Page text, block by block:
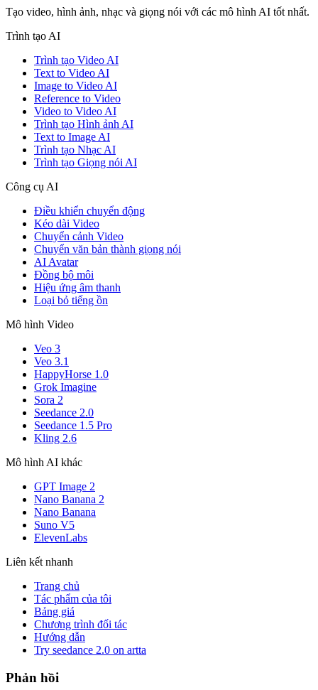
Tạo video, hình ảnh, nhạc và giọng nói với các mô hình AI tốt nhất.
Trình tạo AI
Trình tạo Video AI
Text to Video AI
Image to Video AI
Reference to Video
Video to Video AI
Trình tạo Hình ảnh AI
Text to Image AI
Trình tạo Nhạc AI
Trình tạo Giọng nói AI
Công cụ AI
Điều khiển chuyển động
Kéo dài Video
Chuyển cảnh Video
Chuyển văn bản thành giọng nói
AI Avatar
Đồng bộ môi
Hiệu ứng âm thanh
Loại bỏ tiếng ồn
Mô hình Video
Veo 3
Veo 3.1
HappyHorse 1.0
Grok Imagine
Sora 2
Seedance 2.0
Seedance 1.5 Pro
Kling 2.6
Mô hình AI khác
GPT Image 2
Nano Banana 2
Nano Banana
Suno V5
ElevenLabs
Liên kết nhanh
Trang chủ
Tác phẩm của tôi
Bảng giá
Chương trình đối tác
Hướng dẫn
Try seedance 2.0 on artta
Phản hồi